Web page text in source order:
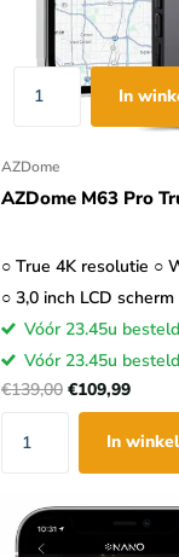
In
AZDome
AZDome M63 Pro
○ True 4K resolutie ○
○ 3,0 inch LCD scherm
Vóór 23.45u
Vóór 23.45u
€139,00 €109,99
In